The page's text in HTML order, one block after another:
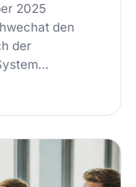
2025
den
der